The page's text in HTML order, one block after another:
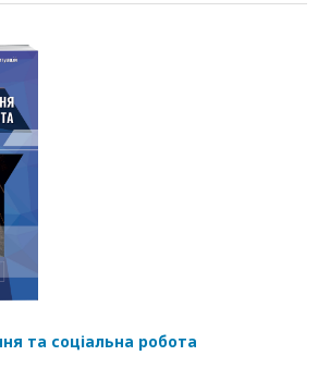
та соціальна робота